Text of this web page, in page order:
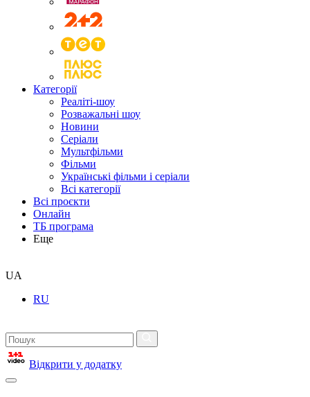
Категорії
Реаліті-шоу
Розважальні шоу
Новини
Серіали
Мультфільми
Фільми
Українські фільми і серіали
Всі категорії
Всі проєкти
Онлайн
ТБ програма
Еще
UA
RU
Відкрити у додатку